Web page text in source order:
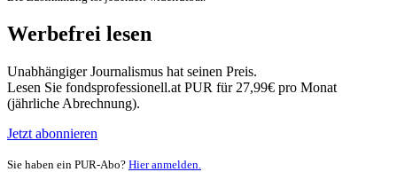
Werbefrei lesen
Unabhängiger Journalismus hat seinen Preis.
Lesen Sie fondsprofessionell.at PUR für 27,99€ pro Monat
(jährliche Abrechnung).
Jetzt abonnieren
Sie haben ein PUR-Abo? Hier anmelden.